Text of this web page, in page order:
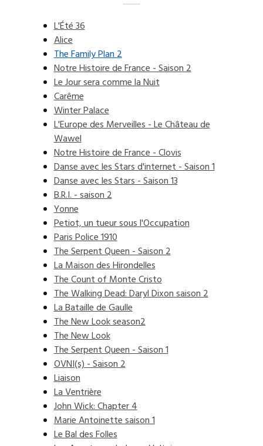
L'Été 36
Alice
The Family Plan 2
Notre Histoire de France - Saison 2
Le Jour sera comme la Nuit
Carême
Winter Palace
L'Europe des Merveilles - Le Château de
Wawel
Notre Histoire de France - Clovis
Danse avec les Stars d'internet - Saison 1
Danse avec les Stars - Saison 13
B.R.I. - saison 2
Yonne
Petiot, un tueur sous l'Occupation
Paris Police 1910
The Serpent Queen - Saison 2
La Maison des Hirondelles
The Count of Monte Cristo
The Walking Dead: Daryl Dixon saison 2
La Bataille de Gaulle
The New Look season2
The New Look
The Serpent Queen - Saison 1
OVNI(s) - Saison 2
Liaison
La Ventrière
John Wick: Chapter 4
Marie Antoinette saison 1
Le Bal des Folles